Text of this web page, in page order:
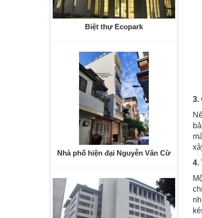
Biệt thự Ecopark
Nhà phố hiện đại Nguyễn Văn Cừ
3.
4.